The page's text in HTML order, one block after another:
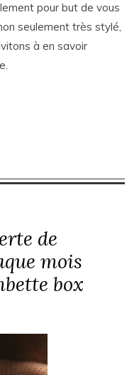
pour but de vous
seulement très stylé,
à en savoir
de
mois
box